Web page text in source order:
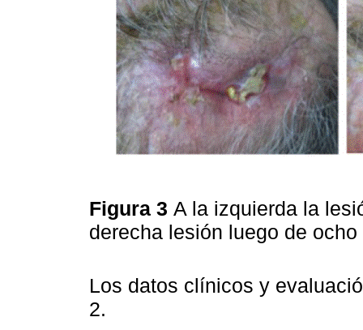
Figura 3 A la izquierda la
derecha lesión luego de
Los datos clínicos y
2.